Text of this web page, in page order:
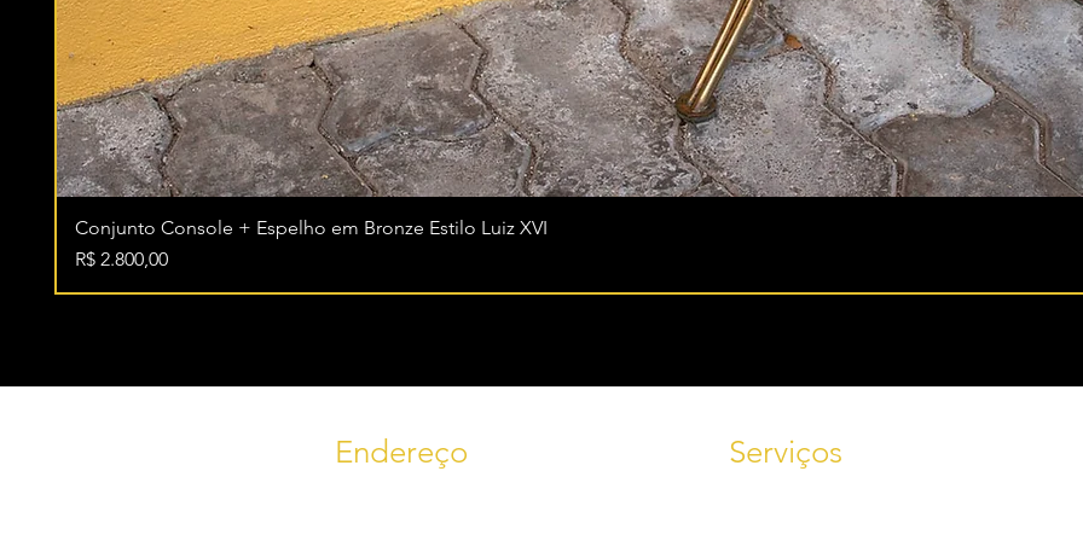
Conjunto Console + Espelho em Bronze Estilo Luiz XVI
Preço
R$ 2.800,00
Endereço Serviços